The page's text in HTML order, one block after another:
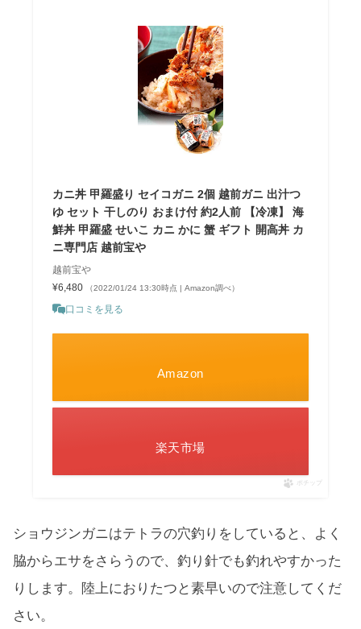
カニ丼 甲羅盛り セイコガニ 2個 越前ガニ 出汁つ
ゆ セット 干しのり おまけ付 約2人前 【冷凍】 海
鮮丼 甲羅盛 せいこ カニ かに 蟹 ギフト 開高丼 カ
ニ専門店 越前宝や
越前宝や
¥6,480
（2022/01/24 13:30時点 | Amazon調べ）
口コミを見る
Amazon
楽天市場
ポチップ
ショウジンガニはテトラの穴釣りをしていると、よく
脇からエサをさらうので、釣り針でも釣れやすかった
りします。陸上におりたつと素早いので注意してくだ
さい。